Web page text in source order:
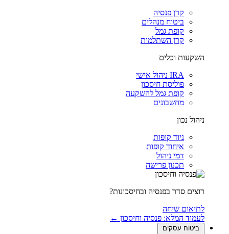
קרן פנסיה
ביטוח מנהלים
קופת גמל
קרן השתלמות
השקעות וכלים
IRA ניהול אישי
פוליסת חיסכון
קופת גמל להשקעה
מחשבונים
ניהול נכון
ניוד קופות
איחוד קופות
דמי ניהול
תכנון פרישה
רוצים סדר בפנסיה ובחיסכונות?
לתיאום שיחה
לעמוד המלא: פנסיה וחיסכון ←
ביטוח עסקים